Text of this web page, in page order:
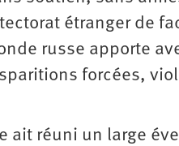
étranger de
russe apporte
forcées,
ait réuni un large